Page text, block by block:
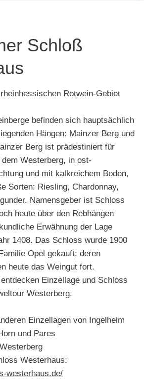
Schloß
Rotwein-Gebiet
befinden sich hauptsächlich
Hängen: Mainzer Berg und
Berg ist prädestiniert für
dem Westerberg, in ost-
und mit kalkreichem Boden,
Sorten: Riesling, Chardonnay,
Namensgeber ist Schloss
heute über den Rebhängen
Erwähnung der Lage
1408. Das Schloss wurde 1900
Opel gekauft; deren
heute das Weingut fort.
Einzellage und Schloss
Westerberg.
Einzellagen von Ingelheim
und Pares
Westerhaus:
westerhaus.de/